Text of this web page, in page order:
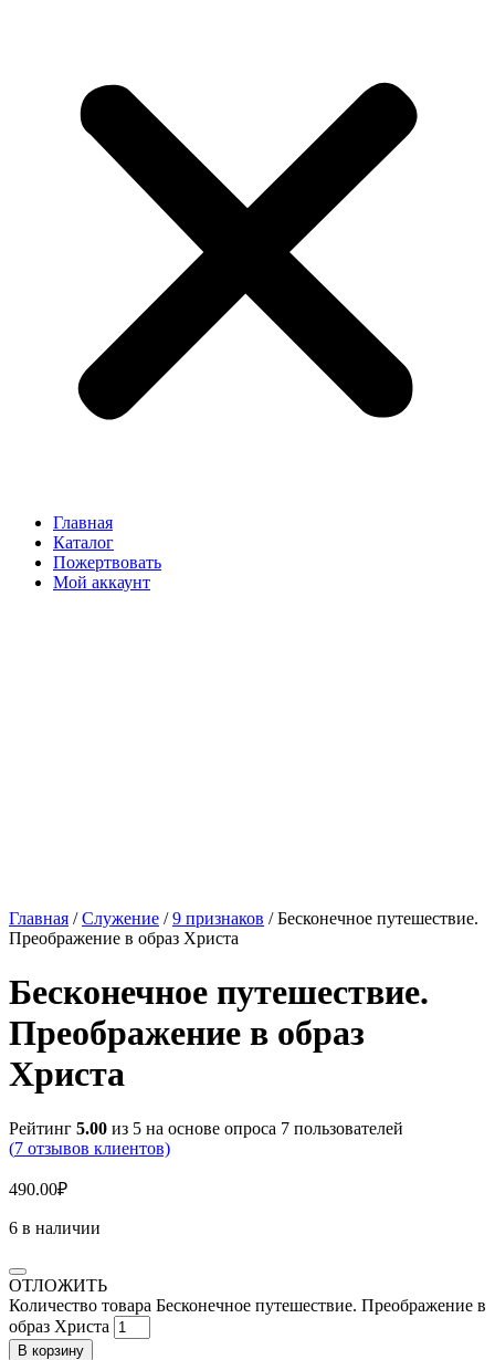
Главная
Каталог
Пожертвовать
Мой аккаунт
Главная /Служение /9 признаков / Бесконечное путешествие.
Преображение в образ Христа
Бесконечное путешествие.
Преображение в образ
Христа
Рейтинг 5.00 из 5 на основе опроса 7 пользователей
(7 отзывов клиентов)
490.00₽
6 в наличии
ОТЛОЖИТЬ
Количество товара Бесконечное путешествие. Преображение в
образ Христа
В корзину